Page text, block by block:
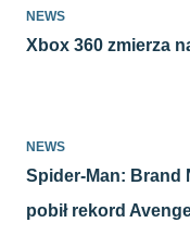
NEWS
Xbox 360 zmierza
NEWS
Spider-Man: Brand
pobił rekord